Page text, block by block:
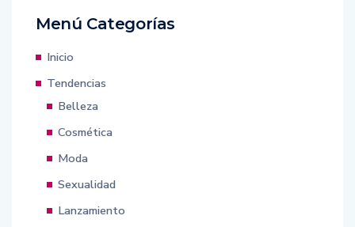
Menú Categorías
Inicio
Tendencias
Belleza
Cosmética
Moda
Sexualidad
Lanzamiento